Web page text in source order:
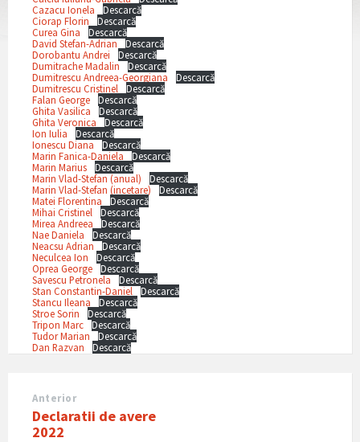
Cazacu Ionela
Descarcă
Ciorap Florin
Descarcă
Curea Gina
Descarcă
David Stefan-Adrian
Descarcă
Dorobantu Andrei
Descarcă
Dumitrache Madalin
Descarcă
Dumitrescu Andreea-Georgiana
Descarcă
Dumitrescu Cristinel
Descarcă
Falan George
Descarcă
Ghita Vasilica
Descarcă
Ghita Veronica
Descarcă
Ion Iulia
Descarcă
Ionescu Diana
Descarcă
Marin Fanica-Daniela
Descarcă
Marin Marius
Descarcă
Marin Vlad-Stefan (anual)
Descarcă
Marin Vlad-Stefan (incetare)
Descarcă
Matei Florentina
Descarcă
Mihai Cristinel
Descarcă
Mirea Andreea
Descarcă
Nae Daniela
Descarcă
Neacsu Adrian
Descarcă
Neculcea Ion
Descarcă
Oprea George
Descarcă
Savescu Petronela
Descarcă
Stan Constantin-Daniel
Descarcă
Stancu Ileana
Descarcă
Stroe Sorin
Descarcă
Tripon Marc
Descarcă
Tudor Marian
Descarcă
Dan Razvan
Descarcă
Anterior
Declaratii de avere
2022